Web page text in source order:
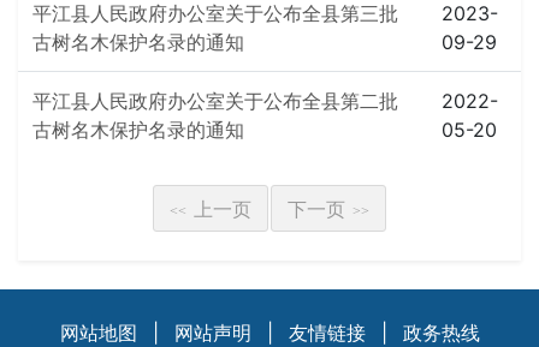
平江县人民政府办公室关于公布全县第三批
古树名木保护名录的通知
2023-
09-29
平江县人民政府办公室关于公布全县第二批
古树名木保护名录的通知
2022-
05-20
<< 上一页 下一页 >>
网站地图 网站声明 友情链接 政务热线